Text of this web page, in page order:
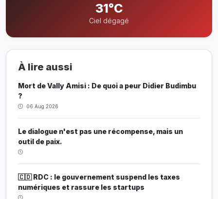
31°C
Ciel dégagé
À lire aussi
Mort de Vally Amisi : De quoi a peur Didier Budimbu
?
06 Aug 2026
Le dialogue n'est pas une récompense, mais un
outil de paix.
🇨🇩 RDC : le gouvernement suspend les taxes
numériques et rassure les startups